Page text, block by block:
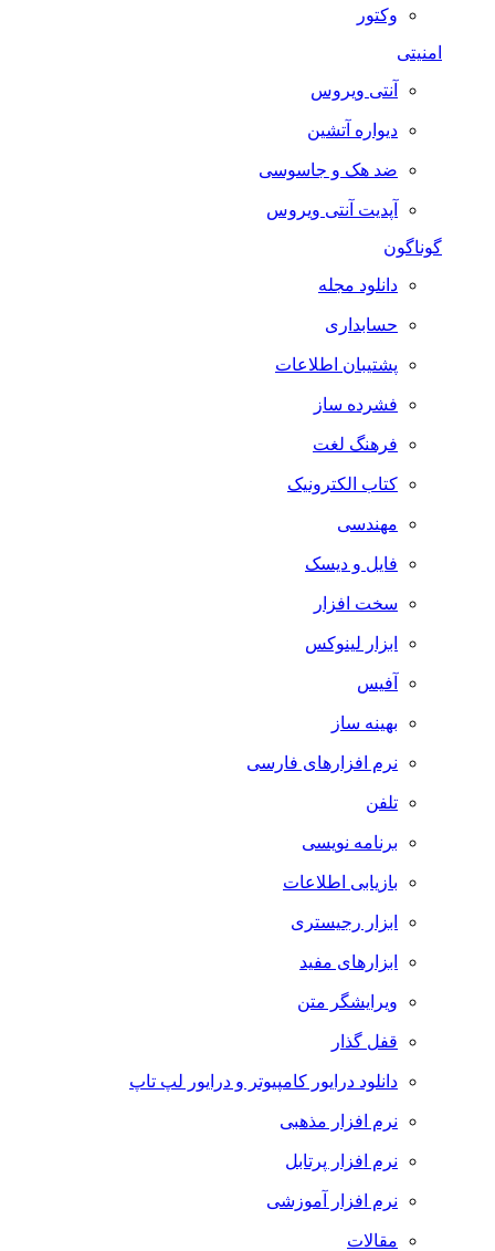
وکتور
امنیتی
آنتی ویروس
دیواره آتشین
ضد هک و جاسوسی
آپدیت آنتی ویروس
گوناگون
دانلود مجله
حسابداری
پشتیبان اطلاعات
فشرده ساز
فرهنگ لغت
کتاب الکترونیک
مهندسی
فایل و دیسک
سخت افزار
ابزار لینوکس
آفیس
بهینه ساز
نرم افزارهای فارسی
تلفن
برنامه نویسی
بازیابی اطلاعات
ابزار رجیستری
ابزارهای مفید
ویرایشگر متن
قفل گذار
دانلود درایور کامپیوتر و درایور لپ تاپ
نرم افزار مذهبی
نرم افزار پرتابل
نرم افزار آموزشی
مقالات